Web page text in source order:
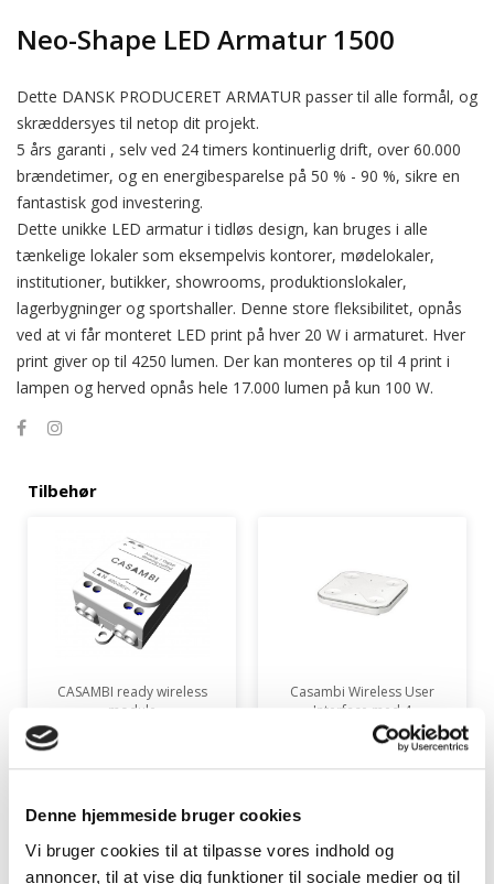
Denne hjemmeside bruger cookies
Vi bruger cookies til at tilpasse vores indhold og
annoncer, til at vise dig funktioner til sociale medier og til
Neo-Shape LED Armatur 1500
Dette DANSK PRODUCERET ARMATUR passer til alle formål, og
skræddersyes til netop dit projekt.
5 års garanti , selv ved 24 timers kontinuerlig drift, over 60.000
brændetimer, og en energibesparelse på 50 % - 90 %, sikre en
fantastisk god investering.
Dette unikke LED armatur i tidløs design, kan bruges i alle
tænkelige lokaler som eksempelvis kontorer, mødelokaler,
institutioner, butikker, showrooms, produktionslokaler,
lagerbygninger og sportshaller. Denne store fleksibilitet, opnås
ved at vi får monteret LED print på hver 20 W i armaturet. Hver
print giver op til 4250 lumen. Der kan monteres op til 4 print i
lampen og herved opnås hele 17.000 lumen på kun 100 W.
Tilbehør
CASAMBI ready wireless
module
+840,00 kr.
LÆG I KURV
Casambi Wireless User
Interface med 4
funktionstaster
+2.520,00 kr.